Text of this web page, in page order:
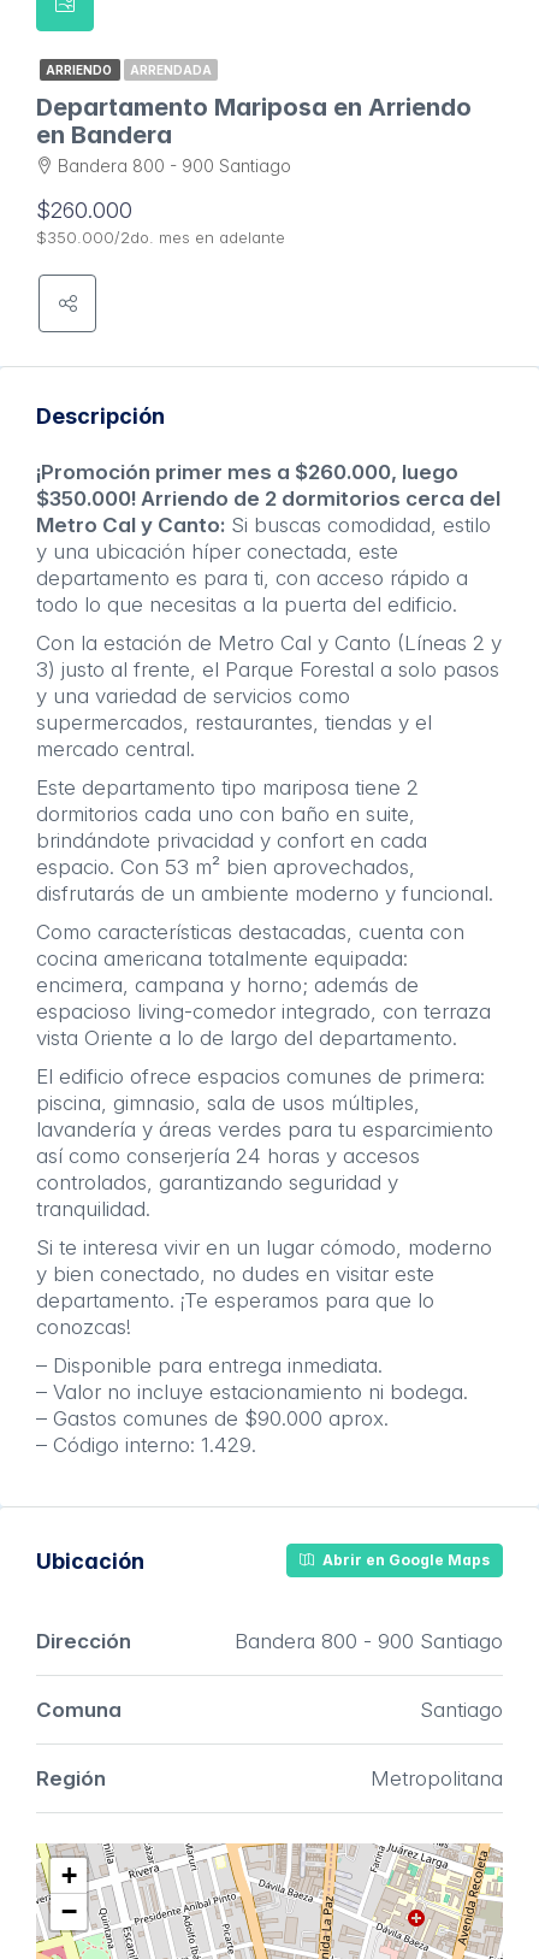
ARRIENDO ARRENDADA
Departamento Mariposa en Arriendo
en Bandera
Bandera 800 - 900 Santiago
$260.000
$350.000/2do. mes en adelante
Descripción
¡Promoción primer mes a $260.000, luego
$350.000! Arriendo de 2 dormitorios cerca del
Metro Cal y Canto: Si buscas comodidad, estilo
y una ubicación híper conectada, este
departamento es para ti, con acceso rápido a
todo lo que necesitas a la puerta del edificio.
Con la estación de Metro Cal y Canto (Líneas 2 y
3) justo al frente, el Parque Forestal a solo pasos
y una variedad de servicios como
supermercados, restaurantes, tiendas y el
mercado central.
Este departamento tipo mariposa tiene 2
dormitorios cada uno con baño en suite,
brindándote privacidad y confort en cada
espacio. Con 53 m² bien aprovechados,
disfrutarás de un ambiente moderno y funcional.
Como características destacadas, cuenta con
cocina americana totalmente equipada:
encimera, campana y horno; además de
espacioso living-comedor integrado, con terraza
vista Oriente a lo de largo del departamento.
El edificio ofrece espacios comunes de primera:
piscina, gimnasio, sala de usos múltiples,
lavandería y áreas verdes para tu esparcimiento
así como conserjería 24 horas y accesos
controlados, garantizando seguridad y
tranquilidad.
Si te interesa vivir en un lugar cómodo, moderno
y bien conectado, no dudes en visitar este
departamento. ¡Te esperamos para que lo
conozcas!
– Disponible para entrega inmediata.
– Valor no incluye estacionamiento ni bodega.
– Gastos comunes de $90.000 aprox.
– Código interno: 1.429.
Ubicación Abrir en Google Maps
Dirección Bandera 800 - 900 Santiago
Comuna Santiago
Región Metropolitana
+
−